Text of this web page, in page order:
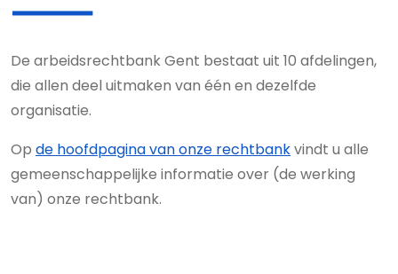
De arbeidsrechtbank Gent bestaat uit 10 afdelingen,
die allen deel uitmaken van één en dezelfde
organisatie.
Op de hoofdpagina van onze rechtbankvindt u alle
gemeenschappelijke informatie over (de werking
van) onze rechtbank.